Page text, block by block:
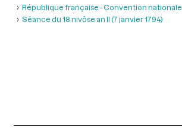
République française - Convention nationale
Séance du 18 nivôse an II (7 janvier 1794)